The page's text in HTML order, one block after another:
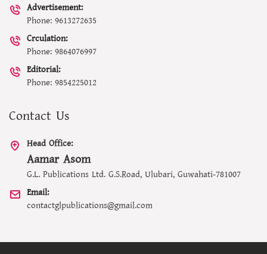
Advertisement:
Phone: 9613272635
Crculation:
Phone: 9864076997
Editorial:
Phone: 9854225012
Contact Us
Head Office:
Aamar Asom
G.L. Publications Ltd. G.S.Road, Ulubari, Guwahati-781007
Email:
contactglpublications@gmail.com